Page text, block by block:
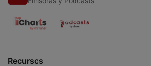
Recursos